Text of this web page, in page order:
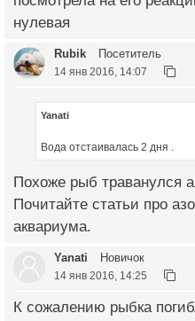
нулевая
Rubik Посетитель
14 янв 2016, 14:07
Yanati
Вода отстаивалась 2 дня .
Похоже рыб траванулся
Почитайте статьи про
аквариума.
Yanati Новичок
14 янв 2016, 14:25
К сожалению рыбка